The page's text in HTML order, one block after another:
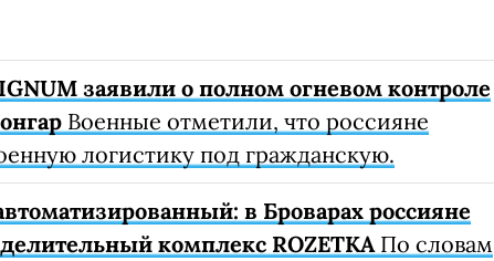
заявили о полном огневом контроле
Военные отметили, что россияне
логистику под гражданскую.
в Броварах россияне
комплекс ROZETKAПо словам